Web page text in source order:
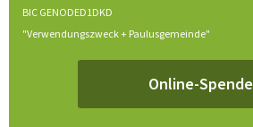
BIC GENODED1DKD
"Verwendungszweck + Paulusgemeinde"
Online-Spende